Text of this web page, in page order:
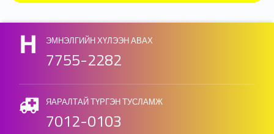
Skip back to main navigation
ЭМНЭЛГИЙН ХҮЛЭЭН АВАХ
7755-2282
ЯАРАЛТАЙ ТҮРГЭН ТУСЛАМЖ
7012-0103